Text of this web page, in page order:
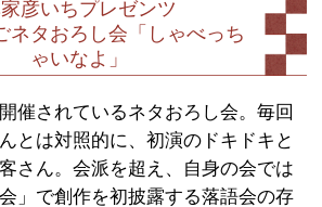
時間は全員30分！
もつ師匠方に、才気あふ
時間で勝負を挑み、ベテ
げてくれます。 2月は12